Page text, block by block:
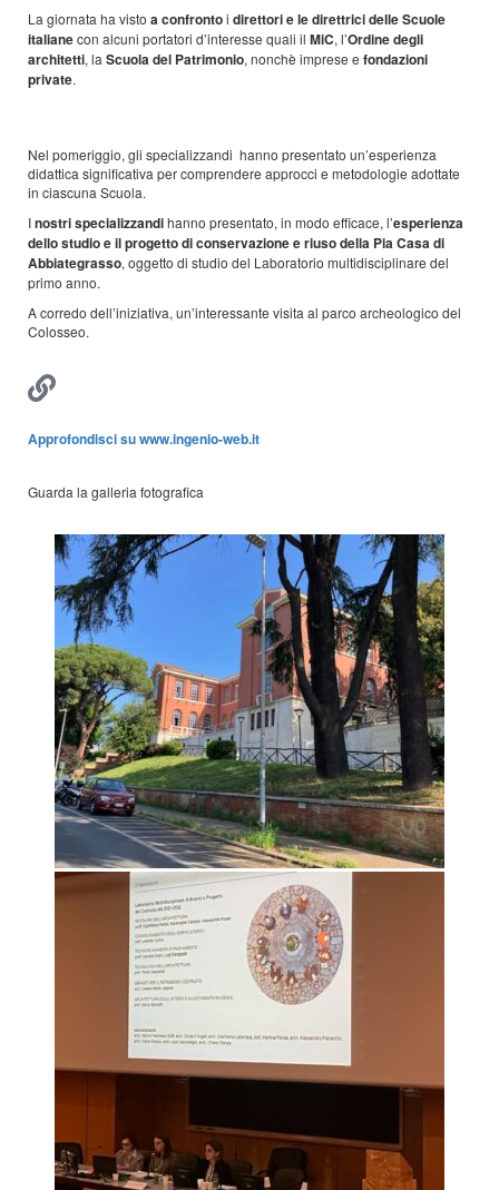
La giornata ha visto a confrontoi direttori e le direttrici delle Scuole
italianecon alcuni portatori d’interesse quali il MiC, l’Ordine degli
architetti, la Scuola del Patrimonio, nonchè imprese e fondazioni
private.
Nel pomeriggio, gli specializzandi hanno presentato un’esperienza
didattica significativa per comprendere approcci e metodologie adottate
in ciascuna Scuola.
Inostri specializzandihanno presentato, in modo efficace, l’esperienza
dello studio e il progetto di conservazione e riuso della Pia Casa di
Abbiategrasso, oggetto di studio del Laboratorio multidisciplinare del
primo anno.
A corredo dell’iniziativa, un’interessante visita al parco archeologico del
Colosseo.
Approfondisci su www.ingenio-web.it
Guarda la galleria fotografica